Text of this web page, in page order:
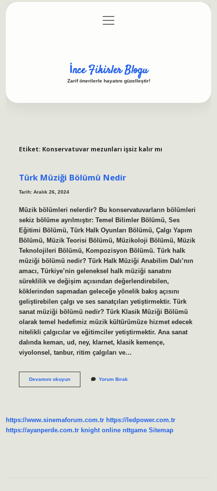
Gizlilik Politikası
menüyü
aç
İnce Fikirler Blogu
Zarif önerilerle hayatını güzelleştir!
Etiket: Konservatuvar mezunları işsiz kalır mı
Türk Müziği Bölümü Nedir
Tarih: Aralık 26, 2024
Müzik bölümleri nelerdir? Bu konservatuvarların bölümleri
sekiz bölüme ayrılmıştır: Temel Bilimler Bölümü, Ses
Eğitimi Bölümü, Türk Halk Oyunları Bölümü, Çalgı Yapım
Bölümü, Müzik Teorisi Bölümü, Müzikoloji Bölümü, Müzik
Teknolojileri Bölümü, Kompozisyon Bölümü. Türk halk
müziği bölümü nedir? Türk Halk Müziği Anabilim Dalı’nın
amacı, Türkiye’nin geleneksel halk müziği sanatını
süreklilik ve değişim açısından değerlendirebilen,
köklerinden sapmadan geleceğe yönelik bakış açısını
geliştirebilen çalgı ve ses sanatçıları yetiştirmektir. Türk
sanat müziği bölümü nedir? Türk Klasik Müziği Bölümü
olarak temel hedefimiz müzik kültürümüze hizmet edecek
nitelikli çalgıcılar ve eğitimciler yetiştirmektir. Ana sanat
dalında keman, ud, ney, klarnet, klasik kemençe,
viyolonsel, tanbur, ritim çalgıları ve…
Devamını okuyunTürk
Yorum Bırak
https://www.sinemaforum.com.tr https://ledpower.com.tr
https://ayanperde.com.tr knight online nttgame Sitemap